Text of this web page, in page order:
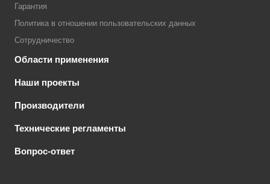
Гарантия
Политика в отношении пользовательских данных
Сотрудничество
Области применения
Наши проекты
Производители
Технические регламенты
Вопрос-ответ